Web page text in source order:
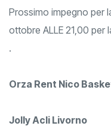
Prossimo impegno per
ottobre ALLE 21,00
.
Orza Rent Nico
Jolly Acli